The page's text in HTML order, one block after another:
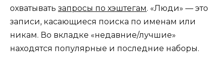
охватывать запросы по хэштегам. «Люди» — это
записи, касающиеся поиска по именам или
никам. Во вкладке «недавние/лучшие»
находятся популярные и последние наборы.